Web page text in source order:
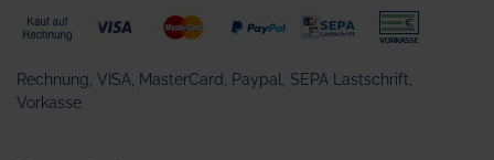
Rechnung, VISA, MasterCard, Paypal, SEPA Lastschrift,
Vorkasse